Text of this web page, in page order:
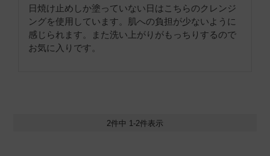
日焼け止めしか塗っていない日はこちらのクレンジ
ングを使用しています。肌への負担が少ないように
感じられます。また洗い上がりがもっちりするので
お気に入りです。
2件中 1-2件表示